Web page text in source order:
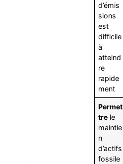
d’émis
sions
est
difficile
à
atteind
re
rapide
ment
Permet
tre le
maintie
n
d’actifs
fossile